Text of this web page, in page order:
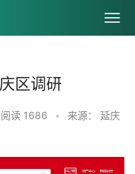
区调研
阅读 1686 •
来源： 延庆